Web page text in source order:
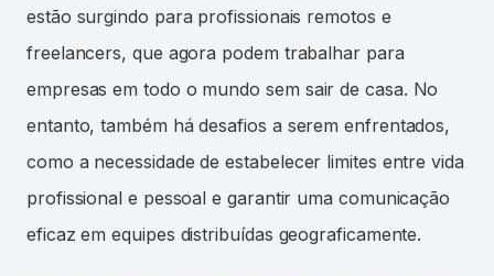
estão surgindo para profissionais remotos e
freelancers, que agora podem trabalhar para
empresas em todo o mundo sem sair de casa. No
entanto, também há desafios a serem enfrentados,
como a necessidade de estabelecer limites entre vida
profissional e pessoal e garantir uma comunicação
eficaz em equipes distribuídas geograficamente.